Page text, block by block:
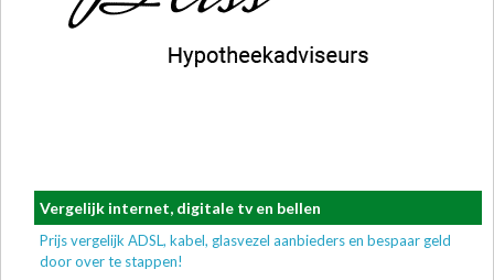
Vergelijk internet, digitale tv en bellen
Prijs vergelijk ADSL, kabel, glasvezel aanbieders en bespaar geld
door over te stappen!